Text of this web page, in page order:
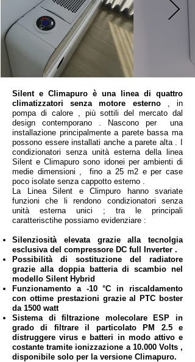
Silent e Climapuro è una linea di quattro
climatizzatori senza motore esterno, in
pompa di calore , più sottili del mercato dal
design contemporano . Nascono per una
installazione principalmente a parete bassa ma
possono essere installati anche a parete alta . I
condizionatori senza unità esterna della linea
Silent e Climapuro sono idonei per ambienti di
medie dimensioni , fino a 25 m2 e per case
poco isolate senza cappotto esterno .
La Linea Silent e Climpuro hanno svariate
funzioni che li rendono condizionatori senza
unità esterna unici ; tra le principali
caratterisctihe possiamo evidenziare :
Silenziosità elevata grazie alla tecnolgia
esclusiva del compressore DC full Inverter .
Possibilità di sostituzione del radiatore
grazie alla doppia batteria di scambio nel
modello Silent Hybrid
Funzionamento a -10 °C in riscaldamento
con ottime prestazioni grazie al PTC boster
da 1500 watt
Sistema di filtrazione molecolare ESP in
grado di filtrare il particolato PM 2.5 e
distruggere virus e batteri in modo attivo e
costante tramite ionizzazione a 10.000 Volts ,
disponibile solo per la versione Climapuro.